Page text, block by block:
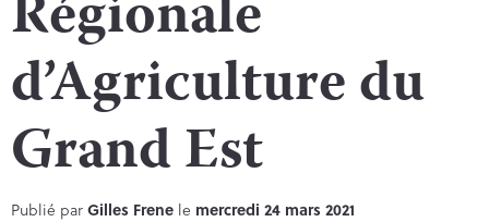
Régionale
d’Agriculture du
Grand Est
Publié parGilles Frene le mercredi 24 mars 2021